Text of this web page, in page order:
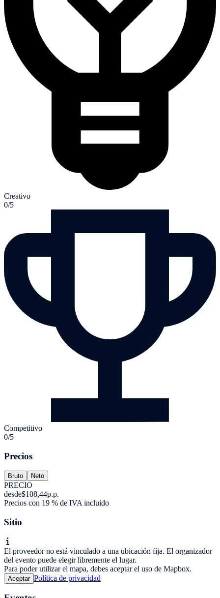
Creativo
0/5
Competitivo
0/5
Precios
Bruto Neto
PRECIO
desde$108,44p.p.
Precios con 19 % de IVA incluido
Sitio
El proveedor no está vinculado a una ubicación fija. El organizador
del evento puede elegir libremente el lugar.
Para poder utilizar el mapa, debes aceptar el uso de Mapbox.
Aceptar Política de privacidad